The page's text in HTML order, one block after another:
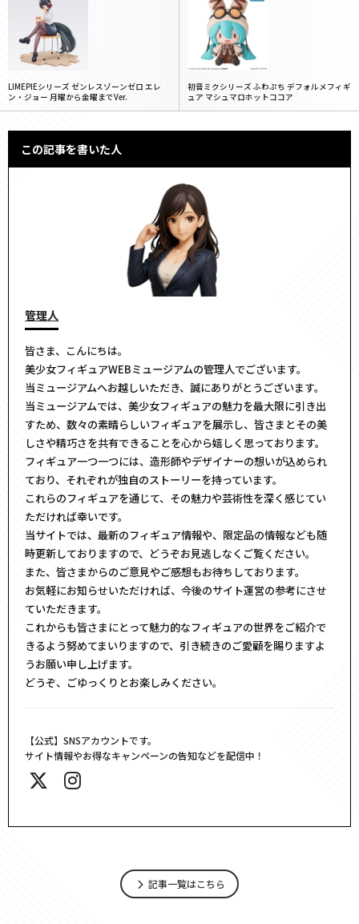
LIMEPIEシリーズ ゼンレスゾーンゼロ エレ
ン・ジョー 月曜から金曜までVer.
初音ミクシリーズ ふわぷち デフォルメフィギ
ュア マシュマロホットココア
この記事を書いた人
管理人
皆さま、こんにちは。
美少女フィギュアWEBミュージアムの管理人でございます。
当ミュージアムへお越しいただき、誠にありがとうございます。
当ミュージアムでは、美少女フィギュアの魅力を最大限に引き出
すため、数々の素晴らしいフィギュアを展示し、皆さまとその美
しさや精巧さを共有できることを心から嬉しく思っております。
フィギュア一つ一つには、造形師やデザイナーの想いが込められ
ており、それぞれが独自のストーリーを持っています。
これらのフィギュアを通じて、その魅力や芸術性を深く感じてい
ただければ幸いです。
当サイトでは、最新のフィギュア情報や、限定品の情報なども随
時更新しておりますので、どうぞお見逃しなくご覧ください。
また、皆さまからのご意見やご感想もお待ちしております。
お気軽にお知らせいただければ、今後のサイト運営の参考にさせ
ていただきます。
これからも皆さまにとって魅力的なフィギュアの世界をご紹介で
きるよう努めてまいりますので、引き続きのご愛顧を賜りますよ
うお願い申し上げます。
どうぞ、ごゆっくりとお楽しみください。
【公式】SNSアカウントです。
サイト情報やお得なキャンペーンの告知などを配信中！
記事一覧はこちら